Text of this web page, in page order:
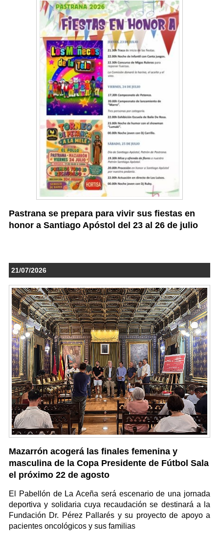
Pastrana se prepara para vivir sus fiestas en
honor a Santiago Apóstol del 23 al 26 de julio
21/07/2026
Mazarrón acogerá las finales femenina y
masculina de la Copa Presidente de Fútbol Sala
el próximo 22 de agosto
El Pabellón de La Aceña será escenario de una jornada
deportiva y solidaria cuya recaudación se destinará a la
Fundación Dr. Pérez Pallarés y su proyecto de apoyo a
pacientes oncológicos y sus familias